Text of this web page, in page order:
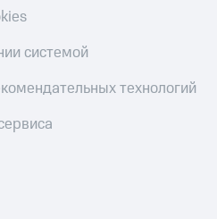
системой
технологий